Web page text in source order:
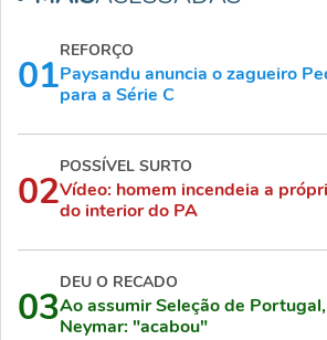
01
REFORÇO
Paysandu anuncia o zagueiro
para a Série C
02
POSSÍVEL SURTO
Vídeo: homem incendeia a
do interior do PA
03
DEU O RECADO
Ao assumir Seleção de
Neymar: "acabou"